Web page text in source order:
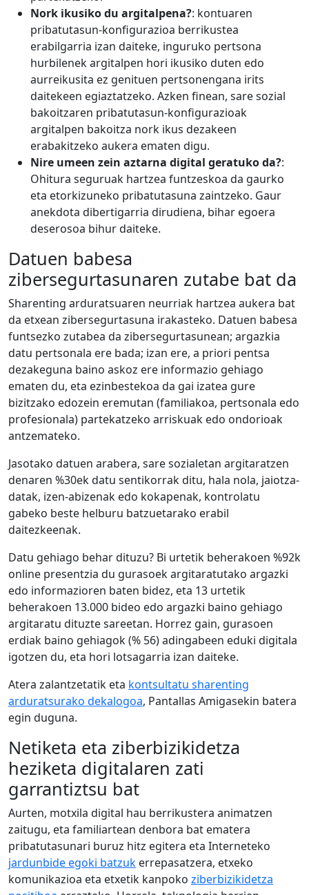
Nork ikusiko du argitalpena?: kontuaren
pribatutasun-konfigurazioa berrikustea
erabilgarria izan daiteke, inguruko pertsona
hurbilenek argitalpen hori ikusiko duten edo
aurreikusita ez genituen pertsonengana irits
daitekeen egiaztatzeko. Azken finean, sare sozial
bakoitzaren pribatutasun-konfigurazioak
argitalpen bakoitza nork ikus dezakeen
erabakitzeko aukera ematen digu.
Nire umeen zein aztarna digital geratuko da?:
Ohitura seguruak hartzea funtzeskoa da gaurko
eta etorkizuneko pribatutasuna zaintzeko. Gaur
anekdota dibertigarria dirudiena, bihar egoera
deserosoa bihur daiteke.
Datuen babesa
zibersegurtasunaren zutabe bat da
Sharenting arduratsuaren neurriak hartzea aukera bat
da etxean zibersegurtasuna irakasteko. Datuen babesa
funtsezko zutabea da zibersegurtasunean; argazkia
datu pertsonala ere bada; izan ere, a priori pentsa
dezakeguna baino askoz ere informazio gehiago
ematen du, eta ezinbestekoa da gai izatea gure
bizitzako edozein eremutan (familiakoa, pertsonala edo
profesionala) partekatzeko arriskuak edo ondorioak
antzemateko.
Jasotako datuen arabera, sare sozialetan argitaratzen
denaren %30ek datu sentikorrak ditu, hala nola, jaiotza-
datak, izen-abizenak edo kokapenak, kontrolatu
gabeko beste helburu batzuetarako erabil
daitezkeenak.
Datu gehiago behar dituzu? Bi urtetik beherakoen %92k
online presentzia du gurasoek argitaratutako argazki
edo informazioren baten bidez, eta 13 urtetik
beherakoen 13.000 bideo edo argazki baino gehiago
argitaratu dituzte sareetan. Horrez gain, gurasoen
erdiak baino gehiagok (% 56) adingabeen eduki digitala
igotzen du, eta hori lotsagarria izan daiteke.
Atera zalantzetatik eta kontsultatu sharenting
arduratsurako dekalogoa, Pantallas Amigasekin batera
egin duguna.
Netiketa eta ziberbizikidetza
heziketa digitalaren zati
garrantiztsu bat
Aurten, motxila digital hau berrikustera animatzen
zaitugu, eta familiartean denbora bat ematera
pribatutasunari buruz hitz egitera eta Interneteko
jardunbide egoki batzuk errepasatzera, etxeko
komunikazioa eta etxetik kanpoko ziberbizikidetza